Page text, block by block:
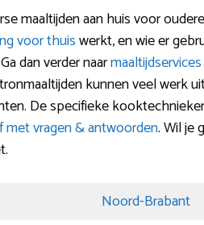
maaltijden aan huis voor
voor thuiswerkt, en wie er
dan verder naar
kunnen veel werk
De specifieke
met vragen & antwoorden. Wil je
Noord-Brabant